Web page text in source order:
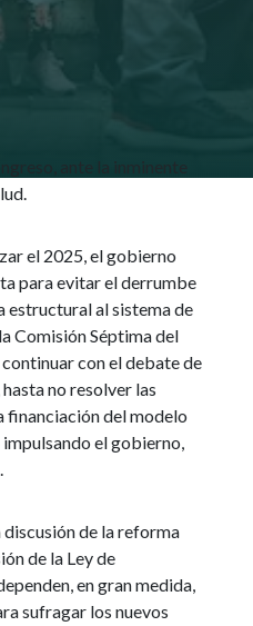
el 2025, el gobierno
para evitar el derrumbe
estructural al sistema de
Comisión Séptima del
con el debate de
no resolver las
financiación del modelo
el gobierno,
discusión de la reforma
de la Ley de
en gran medida,
sufragar los nuevos